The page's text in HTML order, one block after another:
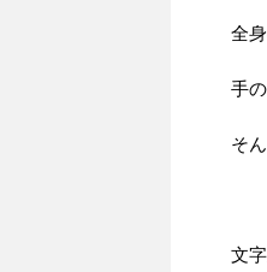
全
手
そ
文